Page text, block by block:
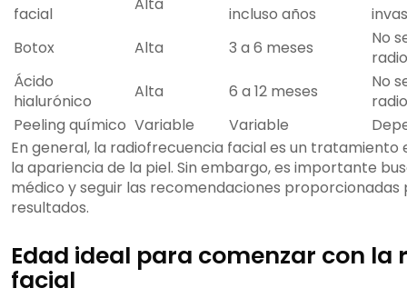
facial
Alta
incluso años
Botox
Alta 3 a 6 meses
No
Ácido
hialurónico
Alta 6 a 12 meses
No
Peeling químico Variable Variable
En general, la radiofrecuencia facial es un
la apariencia de la piel. Sin embargo, es importante
médico y seguir las recomendaciones
resultados.
Edad ideal para comenzar con la
facial